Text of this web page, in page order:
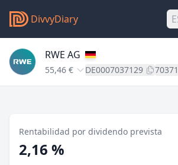
DivvyDiary
RWE AG
55,46 € DE0007037129
Rentabilidad por dividendo prevista
2,16 %